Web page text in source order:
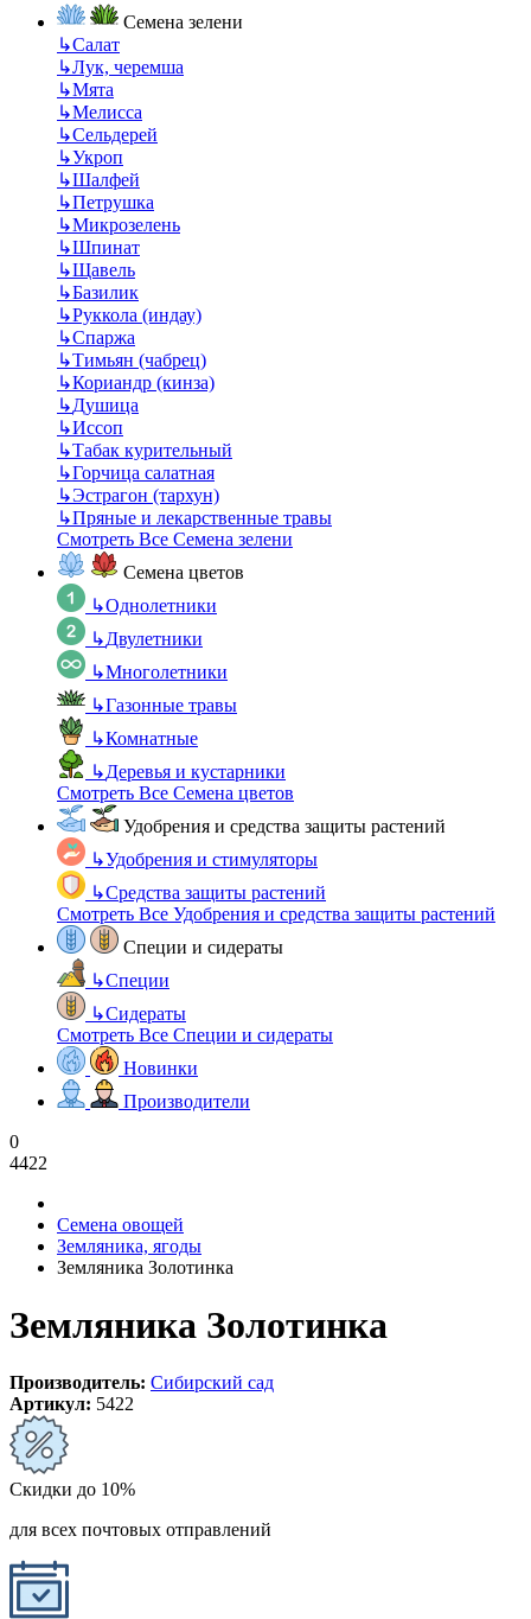
Семена зелени
↳Салат
↳Лук, черемша
↳Мята
↳Мелисса
↳Сельдерей
↳Укроп
↳Шалфей
↳Петрушка
↳Микрозелень
↳Шпинат
↳Щавель
↳Базилик
↳Руккола (индау)
↳Спаржа
↳Тимьян (чабрец)
↳Кориандр (кинза)
↳Душица
↳Иссоп
↳Табак курительный
↳Горчица салатная
↳Эстрагон (тархун)
↳Пряные и лекарственные травы
Смотреть Все Семена зелени
Семена цветов
↳Однолетники
↳Двулетники
↳Многолетники
↳Газонные травы
↳Комнатные
↳Деревья и кустарники
Смотреть Все Семена цветов
Удобрения и средства защиты растений
↳Удобрения и стимуляторы
↳Средства защиты растений
Смотреть Все Удобрения и средства защиты растений
Специи и сидераты
↳Специи
↳Сидераты
Смотреть Все Специи и сидераты
Новинки
Производители
0
4422
Семена овощей
Земляника, ягоды
Земляника Золотинка
Земляника Золотинка
Производитель: Сибирский сад
Артикул: 5422
Скидки до 10%
для всех почтовых отправлений